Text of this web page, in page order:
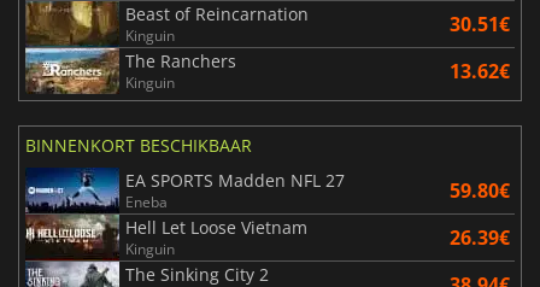
Beast of Reincarnation
Kinguin 30.51€
The Ranchers
Kinguin 13.62€
BINNENKORT BESCHIKBAAR
EA SPORTS Madden NFL 27
Eneba 59.80€
Hell Let Loose Vietnam
Kinguin 26.39€
The Sinking City 2